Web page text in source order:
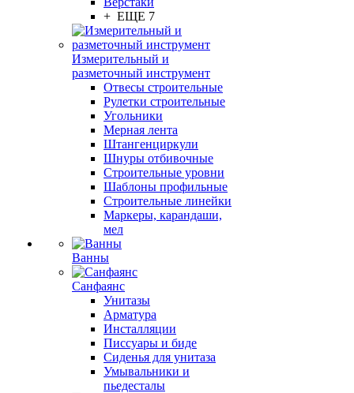
+ ЕЩЕ 7
Измерительный и
разметочный инструмент
Отвесы строительные
Рулетки строительные
Угольники
Мерная лента
Штангенциркули
Шнуры отбивочные
Строительные уровни
Шаблоны профильные
Строительные линейки
Маркеры, карандаши,
мел
Ванны
Санфаянс
Унитазы
Арматура
Инсталляции
Писсуары и биде
Сиденья для унитаза
Умывальники и
пьедесталы